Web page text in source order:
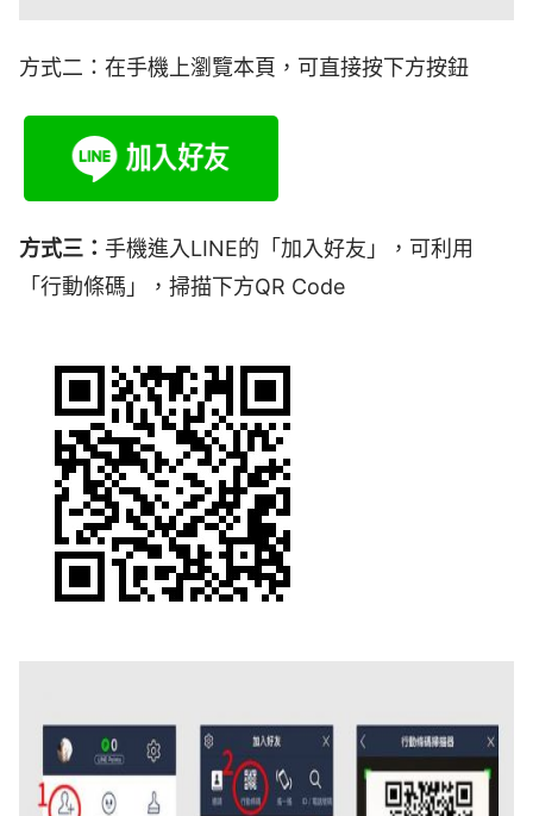
方式二： 在手機上瀏覽本頁，可直接按下方按鈕
方式三： 手機進入LINE的「加入好友」，可利用
「行動條碼」，掃描下方QR Code